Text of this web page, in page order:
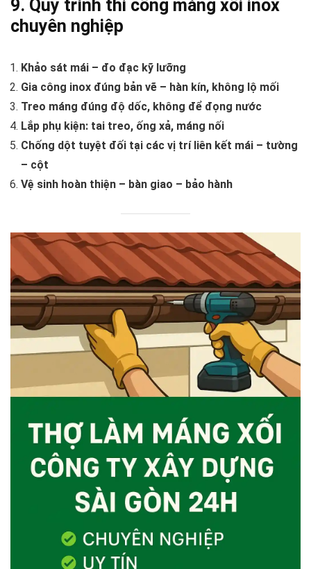
9. Quy trình thi công máng xối inox
chuyên nghiệp
Khảo sát mái – đo đạc kỹ lưỡng
Gia công inox đúng bản vẽ – hàn kín, không lộ mối
Treo máng đúng độ dốc, không để đọng nước
Lắp phụ kiện: tai treo, ống xả, máng nối
Chống dột tuyệt đối tại các vị trí liên kết mái – tường
– cột
Vệ sinh hoàn thiện – bàn giao – bảo hành